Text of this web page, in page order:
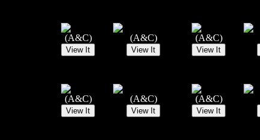
(A&C) (A&C) (A&C)
(A&C) (A&C) (A&C)